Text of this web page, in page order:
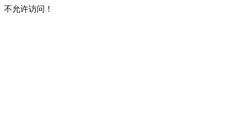
不允许访问！